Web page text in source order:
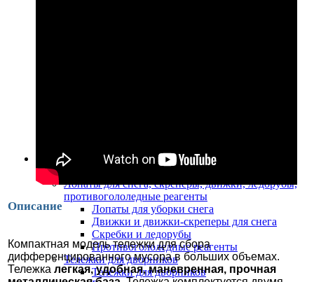
Инвентарь для уборки улиц
Лопаты для снега, скреперы, движки, ледорубы,
противогололедные реагенты
Лопаты для уборки снега
Движки и движки-скреперы для снега
Скребки и ледорубы
Противогололедные реагенты
Тележки для дворников
Тележки для дворников
Описание
Компактная модель тележки для сбора
дифференцированного мусора в больших объемах.
Тележка легкая, удобная, маневренная, прочная